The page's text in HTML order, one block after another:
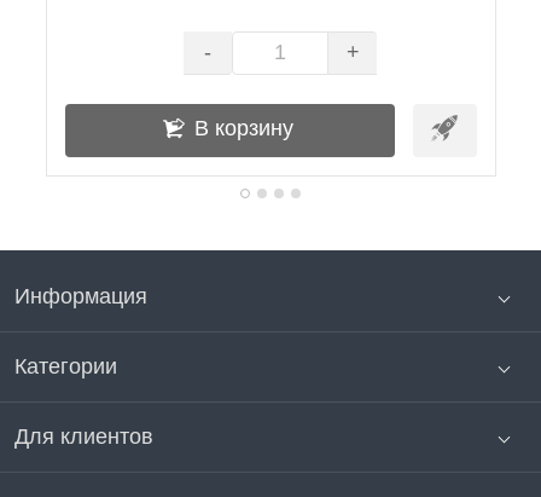
- +
В корзину
Информация
Категории
Для клиентов